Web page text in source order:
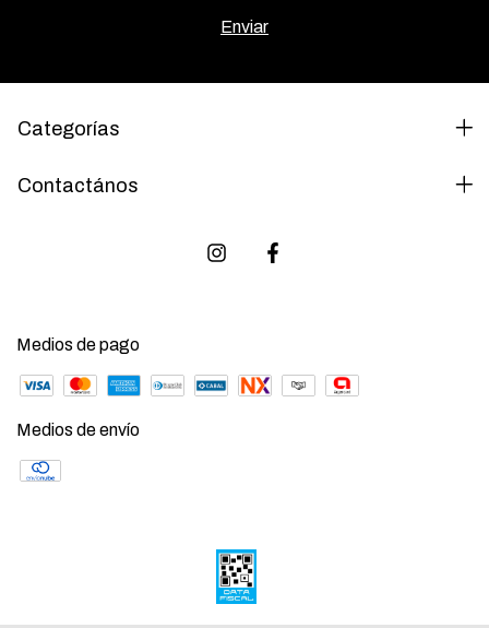
Categorías
Contactános
Medios de pago
Medios de envío